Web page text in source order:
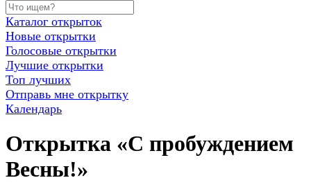
Каталог открыток
Новые открытки
Голосовые открытки
Лучшие открытки
Топ лучших
Отправь мне открытку
Календарь
Открытка «С пробуждением
Весны!»